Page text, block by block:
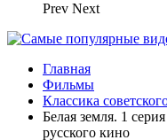
Prev Next
Главная
Фильмы
Классика
Белая земля. 1
русского кино